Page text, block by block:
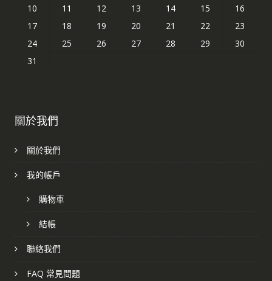
10
11 12 13 14 15
16
17
18 19 20 21 22
23
24
25 26 27 28 29
30
31
關於我們
關於我們
我的帳戶
購物車
結帳
聯絡我們
FAQ 常見問題